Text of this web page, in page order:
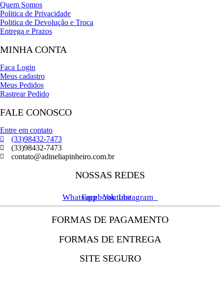
Quem Somos
Politica de Privacidade
Politica de Devolução e Troca
Entrega e Prazos
MINHA CONTA
Faça Login
Meus cadastro
Meus Pedidos
Rastrear Pedido
FALE CONOSCO
Entre em contato
(33)98432-7473
(33)98432-7473
contato@adineliapinheiro.com.br
NOSSAS REDES
WhatsappFacebookYoutubeInstagram
FORMAS DE PAGAMENTO
FORMAS DE ENTREGA
SITE SEGURO